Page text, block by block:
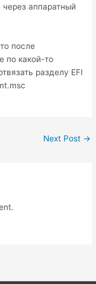
аппаратный
после
по какой-то
разделу EFI
Next Post →